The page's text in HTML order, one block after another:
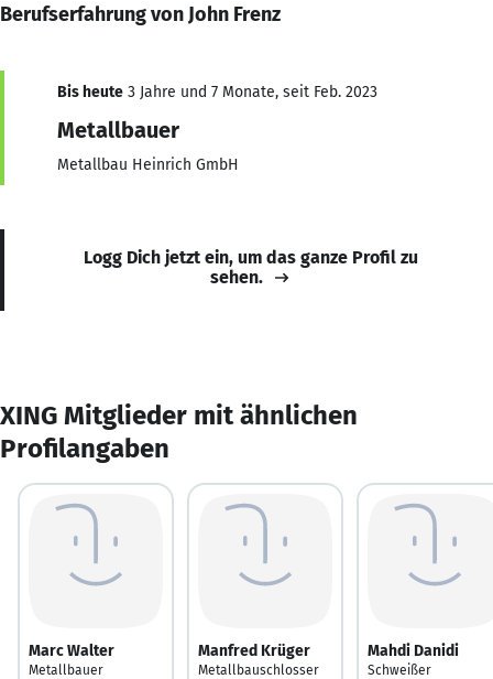
Berufserfahrung von John Frenz
Bis heute 3 Jahre und 7 Monate, seit Feb. 2023
Metallbauer
Metallbau Heinrich GmbH
Logg Dich jetzt ein, um das ganze Profil zu
sehen.
XING Mitglieder mit ähnlichen
Profilangaben
Marc Walter
Metallbauer
Manfred Krüger
Metallbauschlosser
Mahdi Danidi
Schweißer